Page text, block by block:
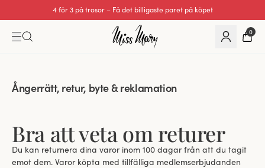
4 för 3 på trosor – Få det billigaste paret på köpet
0
Ångerrätt, retur, byte & reklamation
Bra att veta om returer
Du kan returnera dina varor inom 100 dagar från att du tagit
emot dem. Varor köpta med tillfälliga medlemserbjudanden